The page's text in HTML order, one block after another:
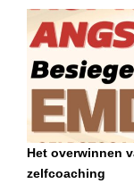
Het overwinnen
zelfcoaching